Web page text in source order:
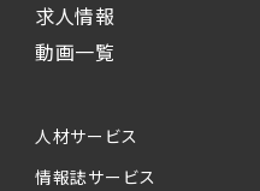
求人情報
動画一覧
人材サービス
情報誌サービス